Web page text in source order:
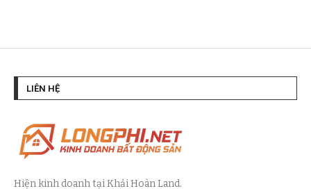
LIÊN HỆ
Hiện kinh doanh tại Khải Hoàn Land.